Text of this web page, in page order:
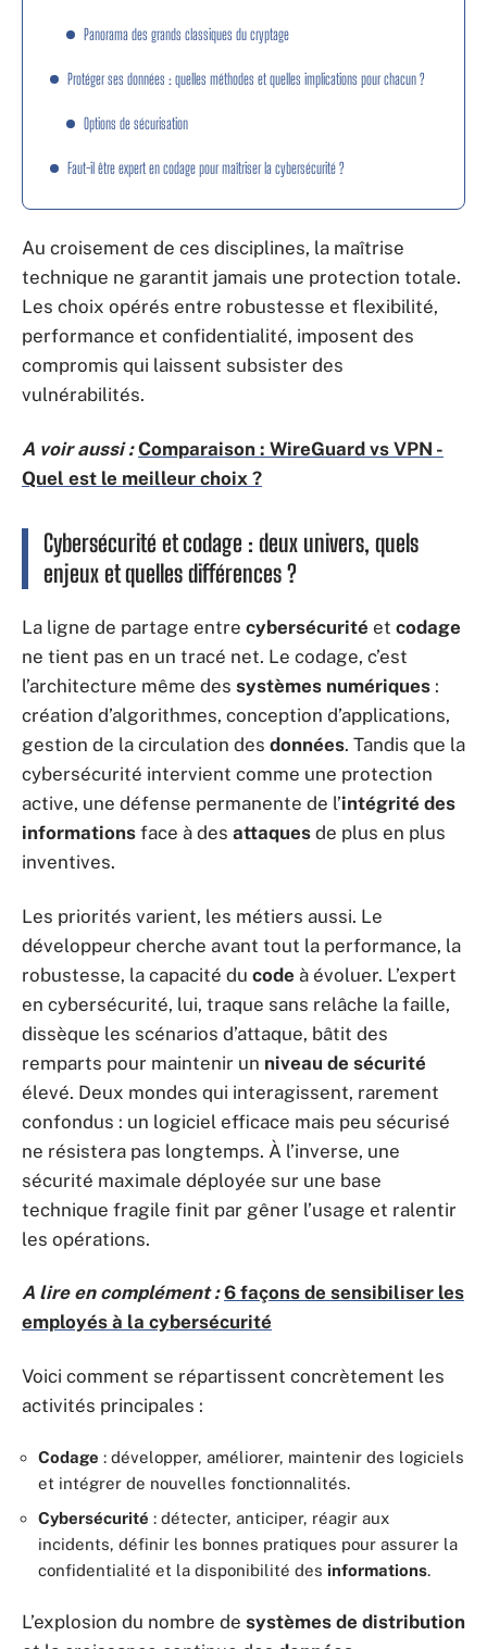
Panorama des grands classiques du cryptage
Protéger ses données : quelles méthodes et quelles implications pour chacun ?
Options de sécurisation
Faut-il être expert en codage pour maîtriser la cybersécurité ?
Au croisement de ces disciplines, la maîtrise
technique ne garantit jamais une protection totale.
Les choix opérés entre robustesse et flexibilité,
performance et confidentialité, imposent des
compromis qui laissent subsister des
vulnérabilités.
A voir aussi : Comparaison : WireGuard vs VPN -
Quel est le meilleur choix ?
Cybersécurité et codage : deux univers, quels
enjeux et quelles différences ?
La ligne de partage entre cybersécurité et codage
ne tient pas en un tracé net. Le codage, c’est
l’architecture même des systèmes numériques :
création d’algorithmes, conception d’applications,
gestion de la circulation des données. Tandis que la
cybersécurité intervient comme une protection
active, une défense permanente de l’intégrité des
informations face à des attaques de plus en plus
inventives.
Les priorités varient, les métiers aussi. Le
développeur cherche avant tout la performance, la
robustesse, la capacité du code à évoluer. L’expert
en cybersécurité, lui, traque sans relâche la faille,
dissèque les scénarios d’attaque, bâtit des
remparts pour maintenir un niveau de sécurité
élevé. Deux mondes qui interagissent, rarement
confondus : un logiciel efficace mais peu sécurisé
ne résistera pas longtemps. À l’inverse, une
sécurité maximale déployée sur une base
technique fragile finit par gêner l’usage et ralentir
les opérations.
A lire en complément : 6 façons de sensibiliser les
employés à la cybersécurité
Voici comment se répartissent concrètement les
activités principales :
Codage : développer, améliorer, maintenir des logiciels
et intégrer de nouvelles fonctionnalités.
Cybersécurité : détecter, anticiper, réagir aux
incidents, définir les bonnes pratiques pour assurer la
confidentialité et la disponibilité des informations.
L’explosion du nombre de systèmes de distribution